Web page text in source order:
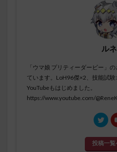
ルネ
「ウマ娘 プリティーダービー」
ています。LoH96傑×2、技能試
YouTubeもはじめました。
https://www.youtube.com/
投稿一覧